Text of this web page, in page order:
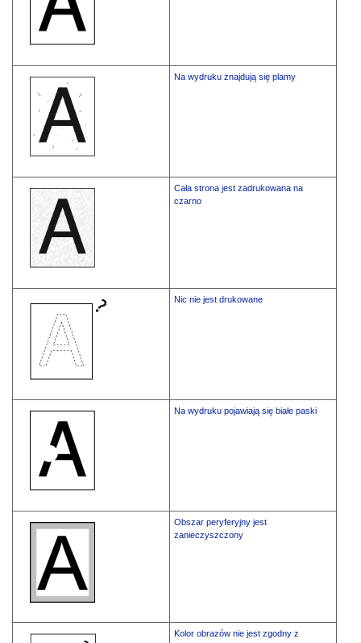
Na wydruku znajdują się plamy
Cała strona jest zadrukowana na
czarno
Nic nie jest drukowane
Na wydruku pojawiają się białe paski
Obszar peryferyjny jest
zanieczyszczony
Kolor obrazów nie jest zgodny z